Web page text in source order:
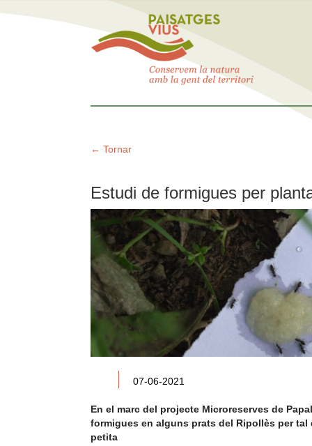
← Tornar
Estudi de formigues per
07-06-2021
En el marc del projecte Microreserves de
formigues en alguns prats del Ripollès pertal
petita